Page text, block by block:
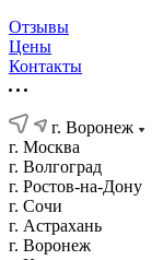
Отзывы
Цены
Контакты
г. Воронеж
г. Москва
г. Волгоград
г. Ростов-на-Дону
г. Сочи
г. Астрахань
г. Воронеж